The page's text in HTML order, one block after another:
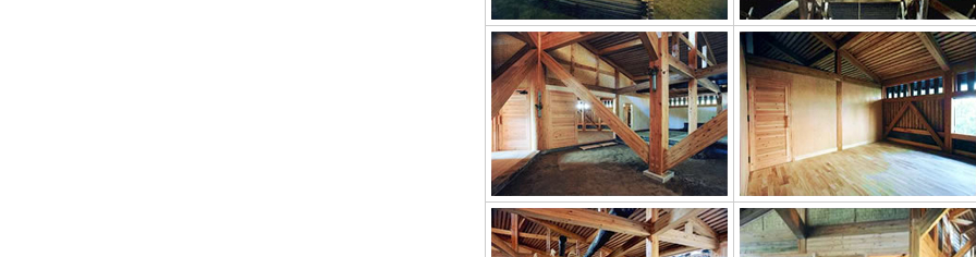
ホールには、自然林にあった倒木
の根がオブジェとして飾られてい
ます。
複雑に組まれた柱と大きな吹き抜
け。その頂点には鐘がつり下げら
れています。